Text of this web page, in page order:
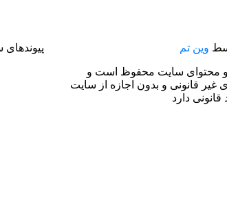
وین تم
محتوای سایت محفوظ است و
غیر قانونی و بدون اجازه از سایت
قانونی دارد